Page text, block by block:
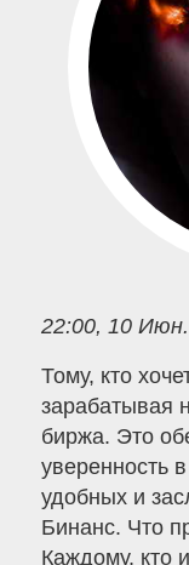
22:00, 10 Июн.
Тому, кто
зарабатывая
биржа. Это
уверенность
удобных и
Бинанс. Что
Каждому, кто